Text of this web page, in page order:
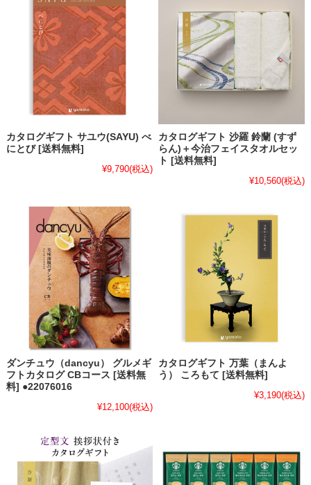
カタログギフト サユウ(SAYU) べ
にとび [送料無料]
¥9,790(税込)
カタログギフト 沙羅 鈴蘭 (すず
らん)＋今治フェイスタオルセッ
ト [送料無料]
¥10,560(税込)
ダンチュウ（dancyu） グルメギ
フトカタログ CBコース [送料無
料] ●22076016
¥12,100(税込)
カタログギフト 万葉（まんよ
う） ころもて [送料無料]
¥3,190(税込)